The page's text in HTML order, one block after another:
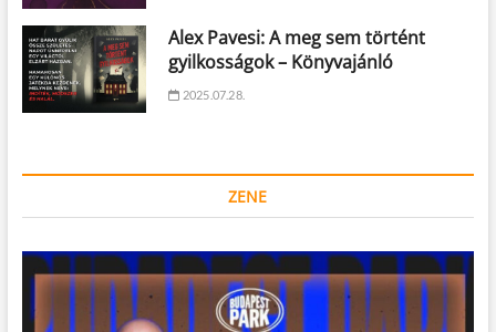
Alex Pavesi: A meg sem történt
gyilkosságok – Könyvajánló
2025.07.28.
ZENE